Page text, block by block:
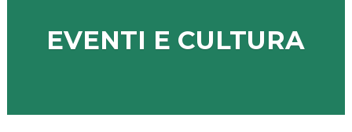
EVENTI E CULTURA